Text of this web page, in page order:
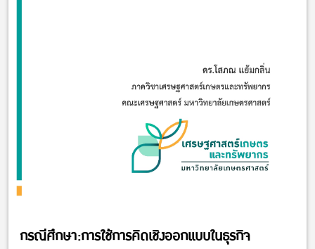
กรณีศึกษา:การใช้การคิดเชิงออกแบบในธุรกิจ